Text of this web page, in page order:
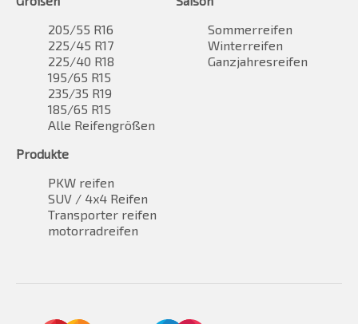
205/55 R16
225/45 R17
225/40 R18
195/65 R15
235/35 R19
185/65 R15
Alle Reifengrößen
Sommerreifen
Winterreifen
Ganzjahresreifen
Produkte
PKW reifen
SUV / 4x4 Reifen
Transporter reifen
motorradreifen